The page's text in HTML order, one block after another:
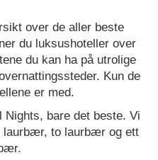
over de aller beste
du luksushoteller over
du kan ha på utrolige
Kun de
er med.
Nights, bare det beste. Vi
laurbær, to laurbær og ett